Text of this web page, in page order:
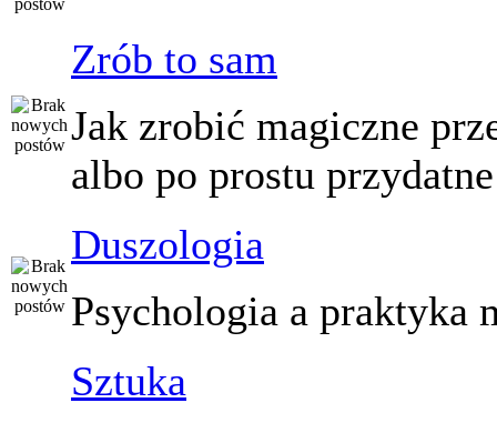
Zrób to sam
Jak zrobić magiczne
albo po prostu
Duszologia
Psychologia a praktyka
Sztuka